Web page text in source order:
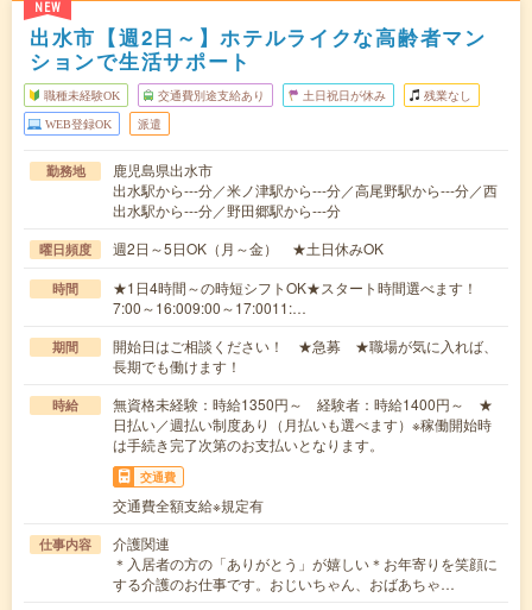
NEW
出水市【週2日～】ホテルライクな高齢者マン
ションで生活サポート
職種未経験OK 交通費別途支給あり 土日祝日が休み 残業なし
WEB登録OK 派遣
勤務地
鹿児島県出水市
出水駅から---分／米ノ津駅から---分／高尾野駅から---分／西
出水駅から---分／野田郷駅から---分
曜日頻度 週2日～5日OK（月～金） ★土日休みOK
時間
★1日4時間～の時短シフトOK★スタート時間選べます！
7:00～16:009:00～17:0011:…
期間
開始日はご相談ください！ ★急募 ★職場が気に入れば、
長期でも働けます！
時給
無資格未経験：時給1350円～ 経験者：時給1400円～ ★
日払い／週払い制度あり（月払いも選べます）※稼働開始時
は手続き完了次第のお支払いとなります。
交通費
交通費全額支給※規定有
仕事内容
介護関連
＊入居者の方の「ありがとう」が嬉しい＊お年寄りを笑顔に
する介護のお仕事です。おじいちゃん、おばあちゃ…